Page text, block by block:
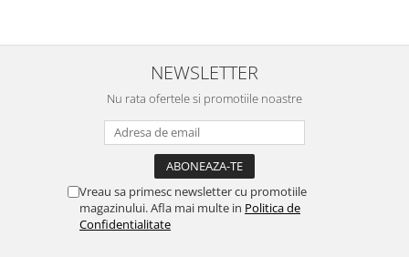
NEWSLETTER
Nu rata ofertele si promotiile noastre
Vreau sa primesc newsletter cu promotiile
magazinului. Afla mai multe in Politica de
Confidentialitate